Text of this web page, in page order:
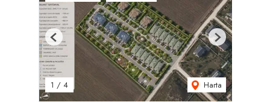
1 / 4 Harta
Previous Next